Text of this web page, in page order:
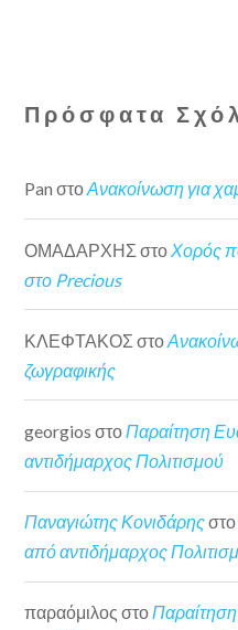
Πρόσφατα
Pan στοΑνακοίνωση για
ΟΜΑΔΑΡΧΗΣ στο Χορός
στο Precious
ΚΛΕΦΤΑΚΟΣ στο
ζωγραφικής
georgios στοΠαραίτηση
αντιδήμαρχος Πολιτισμού
Παναγιώτης Κονιδάρης
από αντιδήμαρχος
παραόμιλος στο